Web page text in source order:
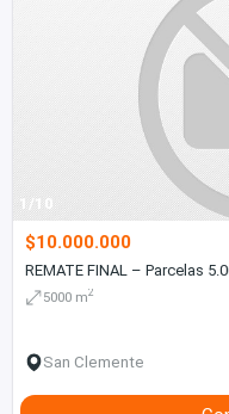
1/10
$10.000.000
REMATE FINAL – Parcelas
5000 m2
San Clemente